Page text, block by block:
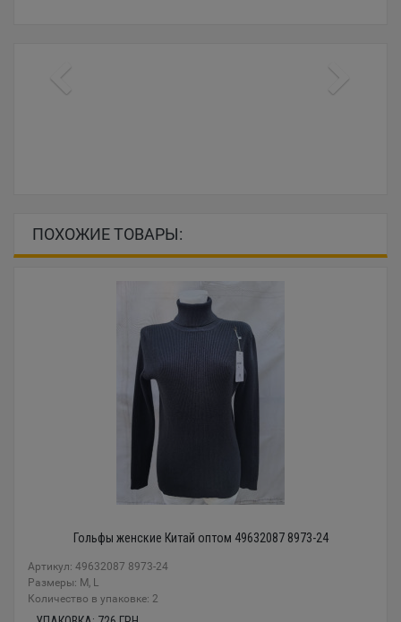
ПОХОЖИЕ ТОВАРЫ:
Гольфы женские Китай оптом 49632087 8973-24
Артикул: 49632087 8973-24
Размеры: M, L
Количество в упаковке: 2